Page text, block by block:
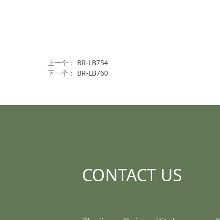
上一个： BR-LB754
下一个： BR-LB760
CONTACT US